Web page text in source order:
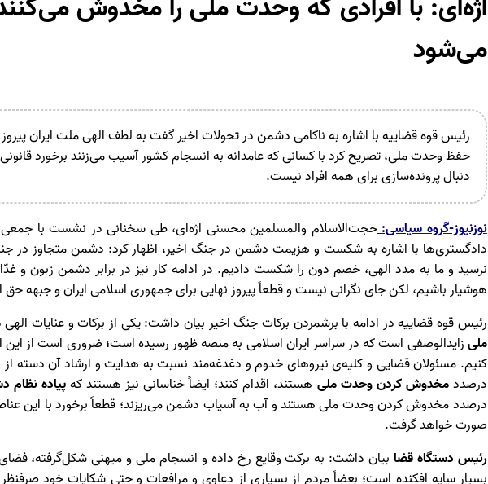
اژه‌ای: با افرادی که وحدت ملی را مخدوش می‌کنند
می‌شود
رئیس قوه قضاییه با اشاره به ناکامی دشمن در تحولات اخیر گفت به لطف الهی ملت ایران پیروز
حفظ وحدت ملی، تصریح کرد با کسانی که عامدانه به انسجام کشور آسیب می‌زنند برخورد
دنبال پرونده‌سازی برای همه افراد نیست.
نوزنیوز-گروه سیاسی:حجت‌الاسلام والمسلمین محسنی اژه‌ای، طی سخنانی در نشست با
دادگستری‌ها با اشاره به شکست و هزیمت دشمن در جنگ اخیر، اظهار کرد: دشمن متجاوز در
نرسید و ما به مدد الهی، خصم دون را شکست دادیم. در ادامه کار نیز در برابر دشمن زبون و
هوشیار باشیم، لکن جای نگرانی نیست و قطعاً پیروز نهایی برای جمهوری اسلامی ایران و جبهه
رئیس قوه قضاییه در ادامه با برشمردن برکات جنگ اخیر بیان داشت: یکی از برکات و عنایات الهی
ملیزایدالوصفی است که در سراسر ایران اسلامی به منصه ظهور رسیده است؛ ضروری است از
کنیم. مسئولان قضایی و کلیه‌ی نیرو‌های خدوم و دغدغه‌مند نسبت به هدایت و ارشاد آن دسته از
درصددمخدوش کردن وحدت ملی هستند، اقدام کنند؛ ایضاً خناسانی نیز هستند کهپیاده نظام
درصدد مخدوش کردن وحدت ملی هستند و آب به آسیاب دشمن می‌ریزند؛ قطعاً برخورد با این
صورت خواهد گرفت.
رئیس دستگاه قضا بیان داشت: به برکت وقایع رخ داده و انسجام ملی و میهنی شکل‌گرفته،
بسیار سایه افکنده است؛ بعضاً مردم از بسیاری از دعاوی و مرافعات و حتی شکایات خود